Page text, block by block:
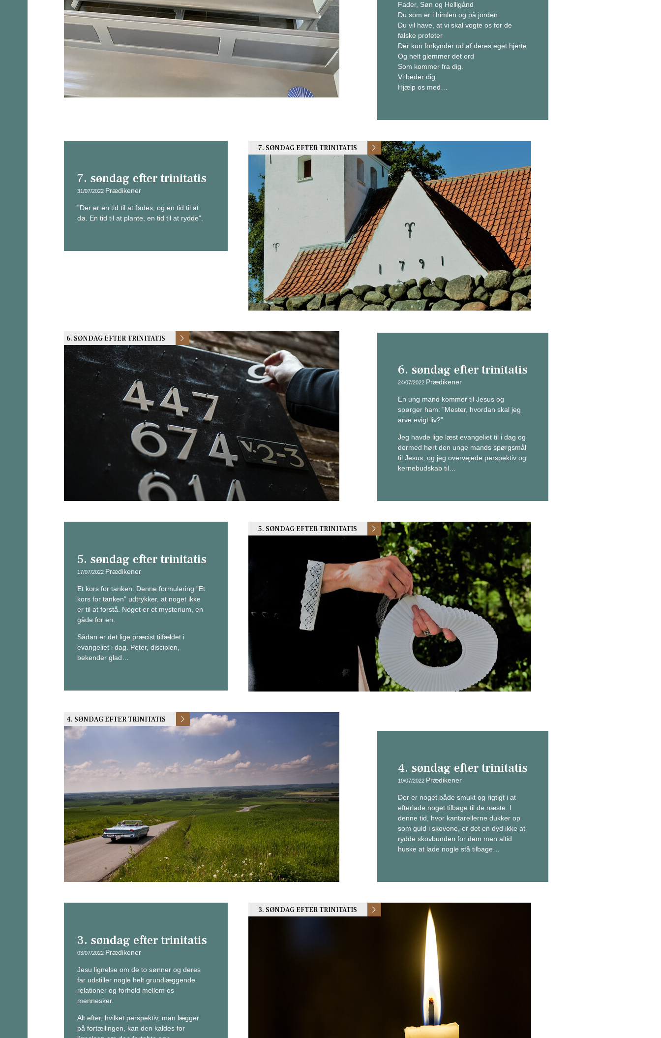
Fader, Søn og Helligånd
Du som er i himlen og på jorden
Du vil have, at vi skal vogte os for de
falske profeter
Der kun forkynder ud af deres eget hjerte
Og helt glemmer det ord
Som kommer fra dig.
Vi beder dig:
Hjælp os med…
7. søndag efter trinitatis
31/07/2022 Prædikener
”Der er en tid til at fødes, og en tid til at
dø. En tid til at plante, en tid til at rydde”.
7. SØNDAG EFTER TRINITATIS
6. SØNDAG EFTER TRINITATIS
6. søndag efter trinitatis
24/07/2022 Prædikener
En ung mand kommer til Jesus og
spørger ham: ”Mester, hvordan skal jeg
arve evigt liv?”
Jeg havde lige læst evangeliet til i dag og
dermed hørt den unge mands spørgsmål
til Jesus, og jeg overvejede perspektiv og
kernebudskab til…
5. søndag efter trinitatis
17/07/2022 Prædikener
Et kors for tanken. Denne formulering ”Et
kors for tanken” udtrykker, at noget ikke
er til at forstå. Noget er et mysterium, en
gåde for en.
Sådan er det lige præcist tilfældet i
evangeliet i dag. Peter, disciplen,
bekender glad…
5. SØNDAG EFTER TRINITATIS
4. SØNDAG EFTER TRINITATIS
4. søndag efter trinitatis
10/07/2022 Prædikener
Der er noget både smukt og rigtigt i at
efterlade noget tilbage til de næste. I
denne tid, hvor kantarellerne dukker op
som guld i skovene, er det en dyd ikke at
rydde skovbunden for dem men altid
huske at lade nogle stå tilbage…
3. søndag efter trinitatis
03/07/2022 Prædikener
Jesu lignelse om de to sønner og deres
far udstiller nogle helt grundlæggende
relationer og forhold mellem os
mennesker.
Alt efter, hvilket perspektiv, man lægger
på fortællingen, kan den kaldes for
3. SØNDAG EFTER TRINITATIS